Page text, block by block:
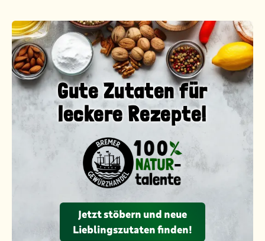
Gute Zutaten für
leckere Rezepte!
Jetzt stöbern und neue
Lieblingszutaten finden!